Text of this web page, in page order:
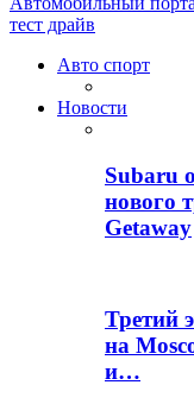
тест драйв
Авто спорт
Новости
Subaru
нового
Getaway
Третий
на
и…